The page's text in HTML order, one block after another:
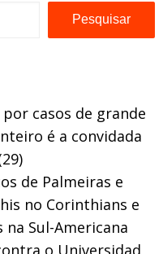
Pesquisar
casos de grande
é a convidada
de Palmeiras e
no Corinthians e
Sul-Americana
o Universidad